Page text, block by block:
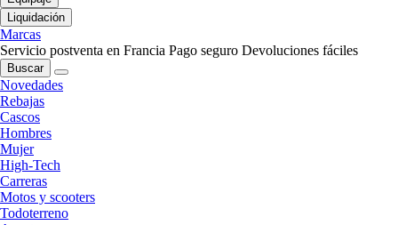
Liquidación
Marcas
Servicio postventa en Francia Pago seguro Devoluciones fáciles
Buscar
Novedades
Rebajas
Cascos
Hombres
Mujer
High-Tech
Carreras
Motos y scooters
Todoterreno